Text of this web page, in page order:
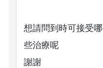
想請問到時可接受哪
些治療呢
謝謝